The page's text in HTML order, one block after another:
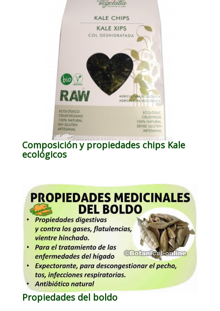
Composición y propiedades chips Kale
ecológicos
Propiedades del boldo